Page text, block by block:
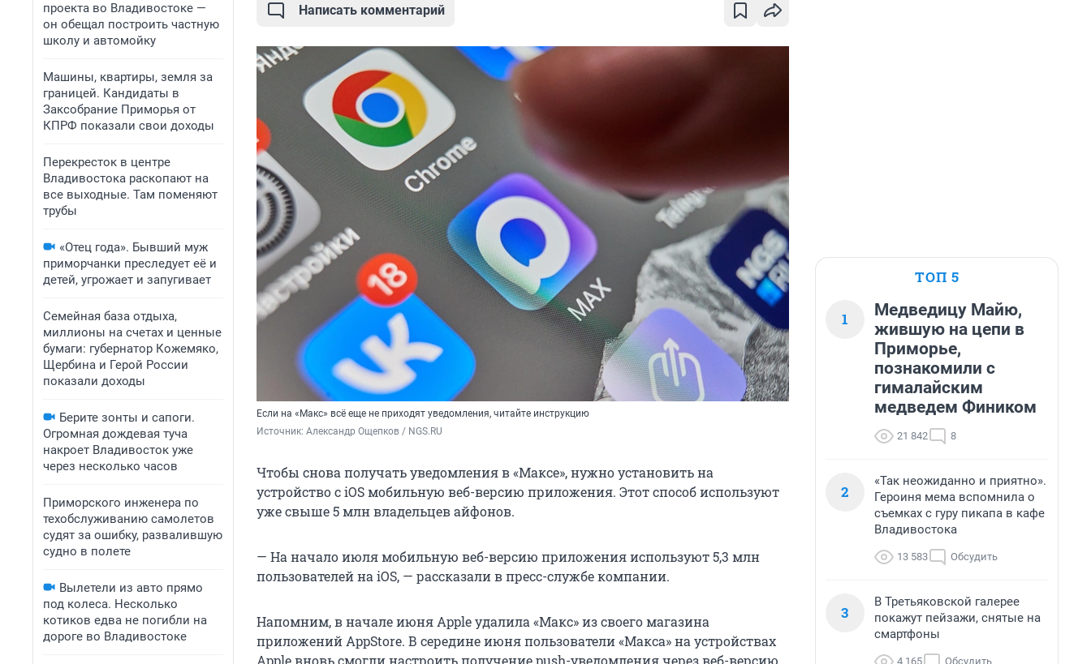
проекта во Владивостоке —
он обещал построить частную
школу и автомойку
Машины, квартиры, земля за
границей. Кандидаты в
Заксобрание Приморья от
КПРФ показали свои доходы
Перекресток в центре
Владивостока раскопают на
все выходные. Там поменяют
трубы
«Отец года». Бывший муж
приморчанки преследует её и
детей, угрожает и запугивает
Семейная база отдыха,
миллионы на счетах и ценные
бумаги: губернатор Кожемяко,
Щербина и Герой России
показали доходы
Берите зонты и сапоги.
Огромная дождевая туча
накроет Владивосток уже
через несколько часов
Приморского инженера по
техобслуживанию самолетов
судят за ошибку, развалившую
судно в полете
Вылетели из авто прямо
под колеса. Несколько
котиков едва не погибли на
дороге во Владивостоке
Написать комментарий
Если на «Макс» всё еще не приходят уведомления, читайте инструкцию
Источник: Александр Ощепков / NGS.RU
Чтобы снова получать уведомления в «Максе», нужно установить на
устройство с iOS мобильную веб-версию приложения. Этот способ используют
уже свыше 5 млн владельцев айфонов.
— На начало июля мобильную веб-версию приложения используют 5,3 млн
пользователей на iOS, — рассказали в пресс-службе компании.
Напомним, в начале июня Apple удалила «Макс» из своего магазина
приложений AppStore. В середине июня пользователи «Макса» на устройствах
Apple вновь смогли настроить получение push-уведомления через веб-версию
ТОП 5
1
Медведицу Майю,
жившую на цепи в
Приморье,
познакомили с
гималайским
медведем Фиником
21 842 8
2
«Так неожиданно и приятно».
Героиня мема вспомнила о
съемках с гуру пикапа в кафе
Владивостока
13 583 Обсудить
3
В Третьяковской галерее
покажут пейзажи, снятые на
смартфоны
4 165 Обсудить